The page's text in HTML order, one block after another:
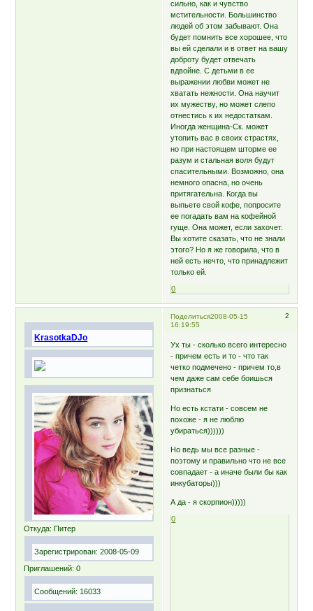
сильно, как и чувство
мстительности. Большинство
людей об этом забывают. Она
будет помнить все хорошее, что
вы ей сделали и в ответ на вашу
доброту будет отвечать
вдвойне. С детьми в ее
выражении любви может не
хватать нежности. Она научит
их мужеству, но может слепо
отнестись к их недостаткам.
Иногда женщина-Ск. может
утопить вас в своих страстях,
но при настоящем шторме ее
разум и стальная воля будут
спасительными. Возможно, она
немного опасна, но очень
притягательна. Когда вы
выпьете свой кофе, попросите
ее погадать вам на кофейной
гуще. Она может, если захочет.
Вы хотите сказать, что не знали
этого? Но я же говорила, что в
ней есть нечто, что принадлежит
только ей.
0
Поделиться 2
2008-05-15
16:19:55
KrasotkaDJo
Откуда: Питер
Зарегистрирован: 2008-05-09
Приглашений: 0
Сообщений: 16033
Ух ты - сколько всего интересно
- причем есть и то - что так
четко подмечено - причем то,в
чем даже сам себе боишься
признаться
Но есть кстати - совсем не
похоже - я не люблю
убираться))))))
Но ведь мы все разные -
поэтому и правильно что не все
совпадает - а иначе были бы как
инкубаторы)))
А да - я скорпион)))))
0